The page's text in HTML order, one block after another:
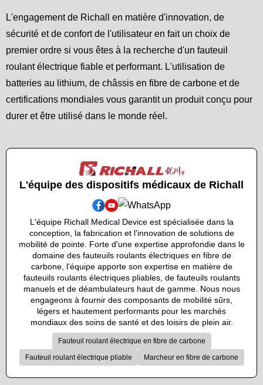
L'engagement de Richall en matière d'innovation, de
sécurité et de confort de l'utilisateur en fait un choix de
premier ordre si vous êtes à la recherche d'un fauteuil
roulant électrique fiable et performant. L'utilisation de
batteries au lithium, de châssis en fibre de carbone et de
certifications mondiales vous garantit un produit conçu pour
durer et être utilisé dans le monde réel.
L'équipe des dispositifs médicaux de Richall
L'équipe Richall Medical Device est spécialisée dans la
conception, la fabrication et l'innovation de solutions de
mobilité de pointe. Forte d'une expertise approfondie dans le
domaine des fauteuils roulants électriques en fibre de
carbone, l'équipe apporte son expertise en matière de
fauteuils roulants électriques pliables, de fauteuils roulants
manuels et de déambulateurs haut de gamme. Nous nous
engageons à fournir des composants de mobilité sûrs,
légers et hautement performants pour les marchés
mondiaux des soins de santé et des loisirs de plein air.
Fauteuil roulant électrique en fibre de carbone
Fauteuil roulant électrique pliable
Marcheur en fibre de carbone